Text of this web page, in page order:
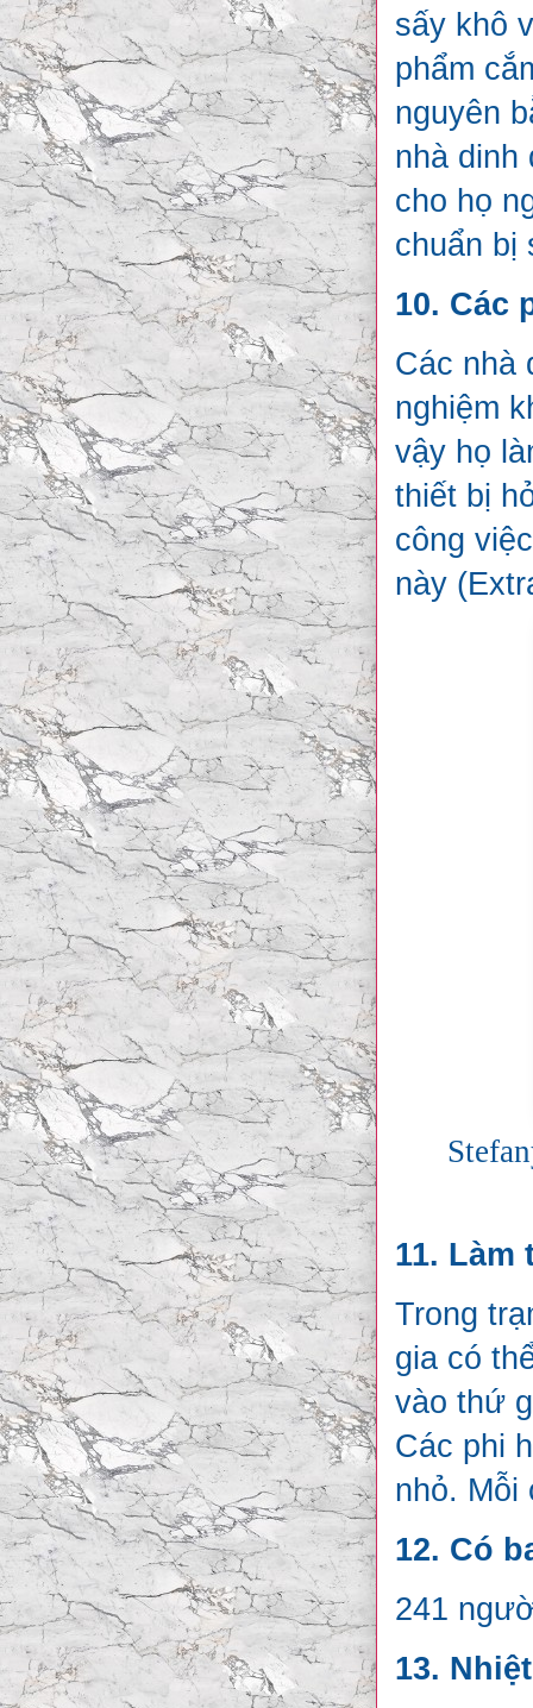
sấy khô
phẩm
nguyên
nhà dinh
cho họ
chuẩn bị
10. Các
Các nhà
nghiệm
vậy họ
thiết bị
công
này
11. Làm
Trong
gia có
vào thứ
Các phi
nhỏ. Mỗi
12. Có
241
13.